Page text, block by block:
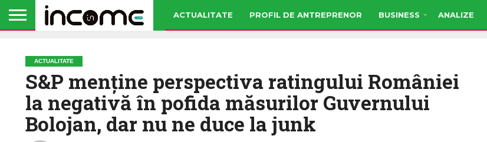
ACTUALITATE PROFIL DE ANTREPRENOR BUSINESS ANALIZE
ACTUALITATE
S&P menține perspectiva ratingului României
la negativă în pofida măsurilor Guvernului
Bolojan, dar nu ne duce la junk